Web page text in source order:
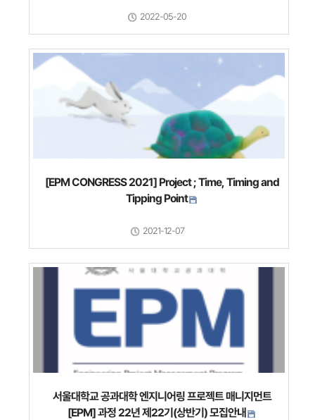
2022-05-20
[EPM CONGRESS 2021] Project ; Time, Timing and
Tipping Point
2021-12-07
서울대학교 공과대학 엔지니어링 프로젝트 매니지먼트
[EPM] 과정 22년 제22기(상반기) 모집안내